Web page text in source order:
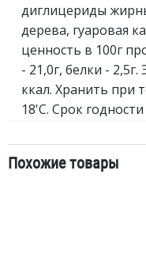
диглицериды
дерева, гуаровая
ценность в 100г
- 21,0г, белки -
ккал. Хранить при
18'C. Срок
Похожие товары